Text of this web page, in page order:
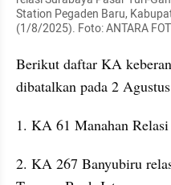
Station Pegaden Baru,
(1/8/2025). Foto: ANTARA
Berikut daftar KA
dibatalkan pada 2
1. KA 61 Manahan
2. KA 267 Banyubiru